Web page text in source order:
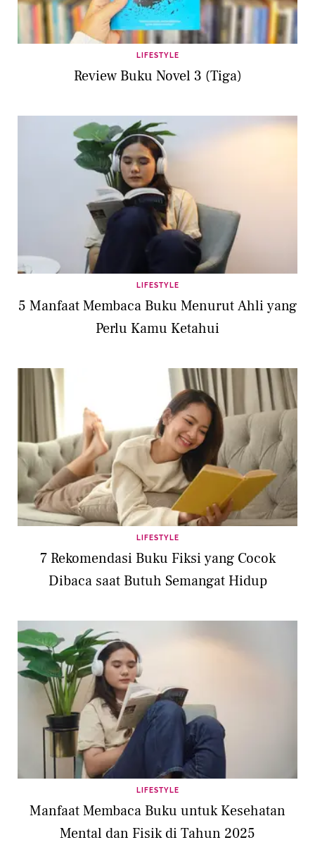
LIFESTYLE
Review Buku Novel 3 (Tiga)
LIFESTYLE
5 Manfaat Membaca Buku Menurut Ahli yang
Perlu Kamu Ketahui
LIFESTYLE
7 Rekomendasi Buku Fiksi yang Cocok
Dibaca saat Butuh Semangat Hidup
LIFESTYLE
Manfaat Membaca Buku untuk Kesehatan
Mental dan Fisik di Tahun 2025